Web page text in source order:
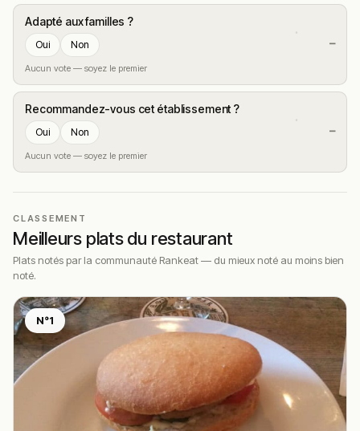
Adapté aux familles ?
Oui Non
Aucun vote — soyez le premier
—
Recommandez-vous cet établissement ?
Oui Non
Aucun vote — soyez le premier
—
CLASSEMENT
Meilleurs plats du restaurant
Plats notés par la communauté Rankeat — du mieux noté au moins bien
noté.
N°1